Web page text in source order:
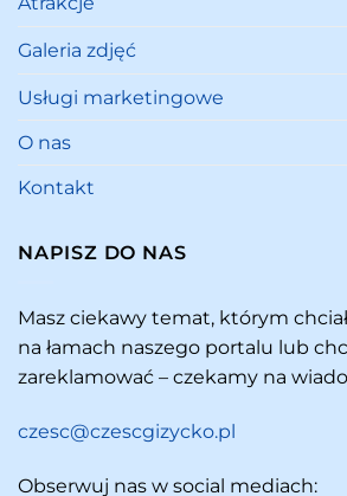
Galeria zdjęć
Usługi marketingowe
O nas
Kontakt
NAPISZ DO NAS
Masz ciekawy temat, którym
na łamach naszego portalu lub
zareklamować – czekamy na
czesc@czescgizycko.pl
Obserwuj nas w social mediach: